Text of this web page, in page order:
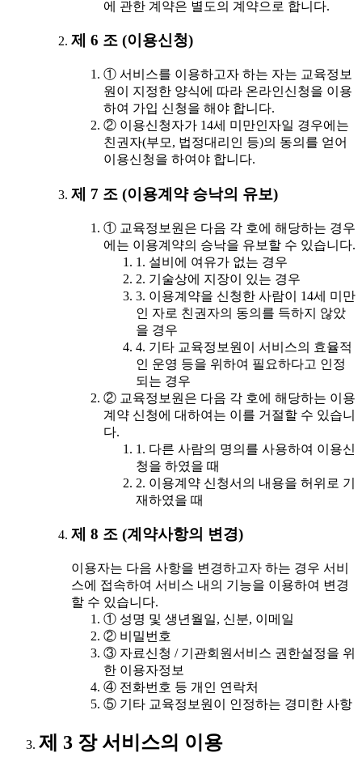
에 관한 계약은 별도의 계약으로 합니다.
제 6 조 (이용신청)
① 서비스를 이용하고자 하는 자는 교육정보
원이 지정한 양식에 따라 온라인신청을 이용
하여 가입 신청을 해야 합니다.
② 이용신청자가 14세 미만인자일 경우에는
친권자(부모, 법정대리인 등)의 동의를 얻어
이용신청을 하여야 합니다.
제 7 조 (이용계약 승낙의 유보)
① 교육정보원은 다음 각 호에 해당하는 경우
에는 이용계약의 승낙을 유보할 수 있습니다.
1. 설비에 여유가 없는 경우
2. 기술상에 지장이 있는 경우
3. 이용계약을 신청한 사람이 14세 미만
인 자로 친권자의 동의를 득하지 않았
을 경우
4. 기타 교육정보원이 서비스의 효율적
인 운영 등을 위하여 필요하다고 인정
되는 경우
② 교육정보원은 다음 각 호에 해당하는 이용
계약 신청에 대하여는 이를 거절할 수 있습니
다.
1. 다른 사람의 명의를 사용하여 이용신
청을 하였을 때
2. 이용계약 신청서의 내용을 허위로 기
재하였을 때
제 8 조 (계약사항의 변경)
이용자는 다음 사항을 변경하고자 하는 경우 서비
스에 접속하여 서비스 내의 기능을 이용하여 변경
할 수 있습니다.
① 성명 및 생년월일, 신분, 이메일
② 비밀번호
③ 자료신청 / 기관회원서비스 권한설정을 위
한 이용자정보
④ 전화번호 등 개인 연락처
⑤ 기타 교육정보원이 인정하는 경미한 사항
제 3 장 서비스의 이용